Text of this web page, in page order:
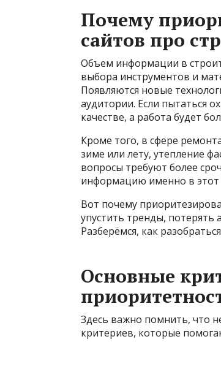
Почему
сайтов про
Объем информации в
выбора инструментов и
Появляются новые
аудитории. Если пытаться
качестве, а работа будет
Кроме того, в сфере
зиме или лету, утепление
вопросы требуют более
информацию именно в этот
Вот почему
упустить тренды, потерять
Разберёмся, как
Основные
Здесь важно помнить, что
критериев, которые